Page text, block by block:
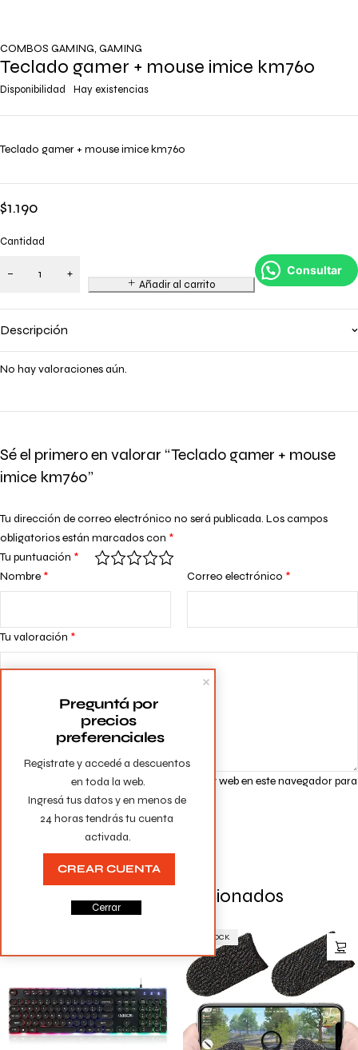
COMBOS GAMING, GAMING
Teclado gamer + mouse imice km760
Disponibilidad Hay existencias
Teclado gamer + mouse imice km760
$1.190
Cantidad
Añadir al carrito
Consultar
Descripción
No hay valoraciones aún.
Sé el primero en valorar “Teclado gamer + mouse
imice km760”
Tu dirección de correo electrónico no será publicada. Los campos
obligatorios están marcados con *
Tu puntuación *
Tu valoración *
Nombre * Correo electrónico *
Guarda mi nombre, correo electrónico y web en este navegador para
la próxima vez que comente.
Productos Relacionados
SIN STOCK
Registrate y accedé a descuentos
en toda la web.
Ingresá tus datos y en menos de
24 horas tendrás tu cuenta
activada.
Preguntá por
precios
preferenciales
CREAR CUENTA
Cerrar